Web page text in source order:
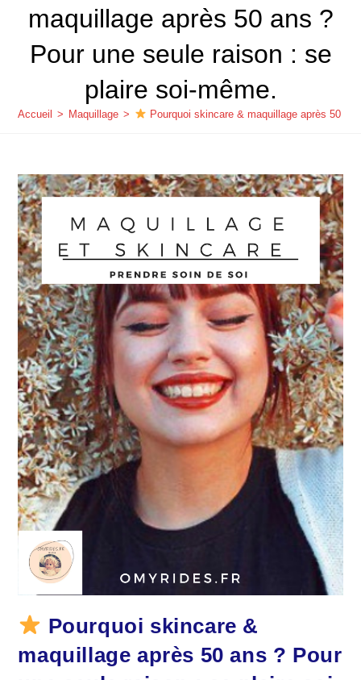
maquillage après 50 ans ?
Pour une seule raison : se
plaire soi-même.
Accueil > Maquillage > Pourquoi skincare & maquillage après 50
Pourquoi skincare &
maquillage après 50 ans ? Pour